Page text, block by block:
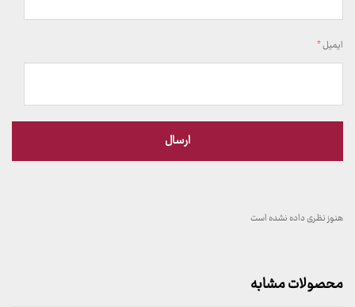
ایمیل*
هنوز نظری داده نشده است
محصولات مشابه